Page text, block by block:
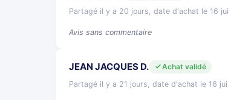
Partagé il y a 20 jours, date d'achat le 16
Avis sans commentaire
JEAN JACQUES D.
Achat validé
Partagé il y a 21 jours, date d'achat le 16